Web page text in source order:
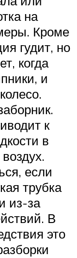
на
Кроме
гудит, но
когда
и
к
в
если
трубка
из-за
В
это